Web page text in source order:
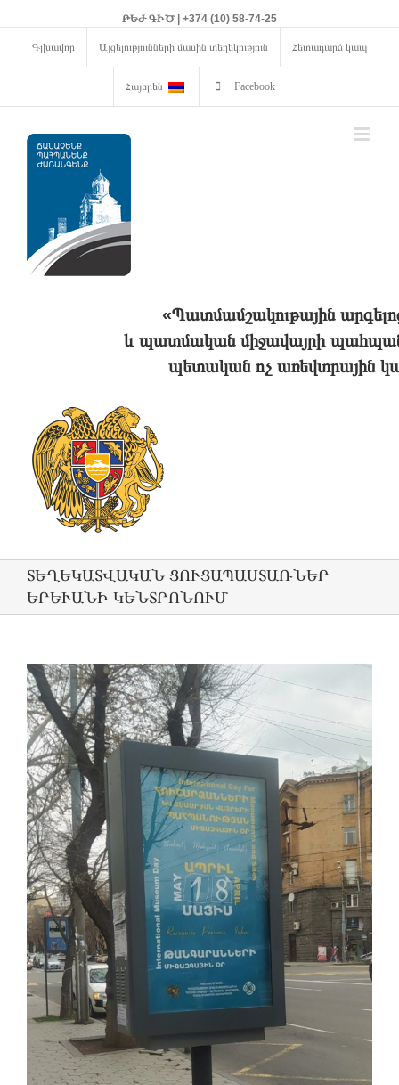
ԹԵԺ ԳԻԾ | +374 (10) 58-74-25
Գլխավոր Այցելությունների մասին տեղեկություն Հետադարձ կապ
Հայերեն Facebook
«Պատմամշակութային
և պատմական միջավայրի
պետական ոչ առեվտրային
ՏԵՂԵԿԱՏՎԱԿԱՆ ՑՈՒՑԱՊԱՍՏԱՌՆԵՐ
ԵՐԵՒԱՆԻ ԿԵՆՏՐՈՆՈՒՄ
View
Larger
Image